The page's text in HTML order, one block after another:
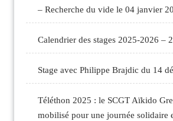
– Recherche du vide le 04 janvier
Calendrier des stages 2025-2026 –
Stage avec Philippe Brajdic du 14
Téléthon 2025 : le SCGT Aïkido
mobilisé pour une journée solidaire